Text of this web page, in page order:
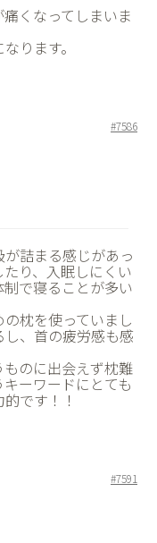
くなってしまいま
ります。
#7586
詰まる感じがあっ
り、入眠しにくい
で寝ることが多い
枕を使っていまし
、首の疲労感も感
のに出会えず枕難
ーワードにとても
です！！
#7591